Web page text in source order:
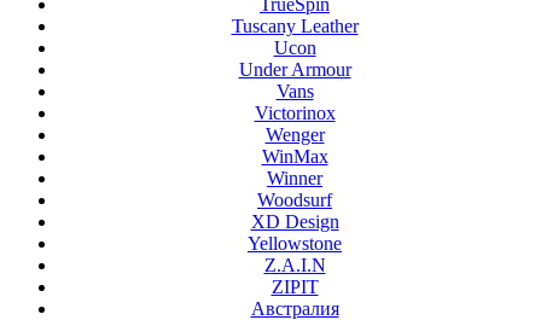
Tuscany Leather
Ucon
Under Armour
Vans
Victorinox
Wenger
WinMax
Winner
Woodsurf
XD Design
Yellowstone
Z.A.I.N
ZIPIT
Австралия